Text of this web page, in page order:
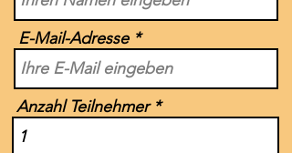
E-Mail-Adresse
Anzahl Teilnehmer